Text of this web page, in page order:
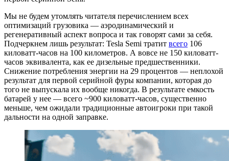
Мы не будем утомлять читателя перечислением всех
оптимизаций грузовика — аэродинамический и
регенеративный аспект вопроса и так говорят сами за себя.
Подчеркнем лишь результат: Tesla Semi тратит всего 106
киловатт-часов на 100 километров. А вовсе не 150 киловатт-
часов эквивалента, как ее дизельные предшественники.
Снижение потребления энергии на 29 процентов — неплохой
результат для первой серийной фуры компании, которая до
того не выпускала их вообще никогда. В результате емкость
батарей у нее — всего ~900 киловатт-часов, существенно
меньше, чем ожидали традиционные автоигроки при такой
дальности на одной заправке.